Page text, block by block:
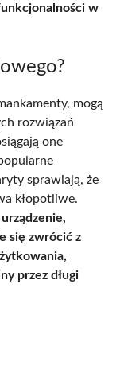
w
mogą
rozwiązań
one
sprawiają, że
kłopotliwe.
się zwrócić z
przez długi